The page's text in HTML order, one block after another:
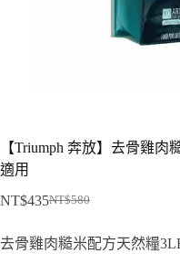
【Triumph 奔放】去骨雞
適用
NT$580
始
價
NT$435
前
價
去骨雞肉糙米配方天然糧